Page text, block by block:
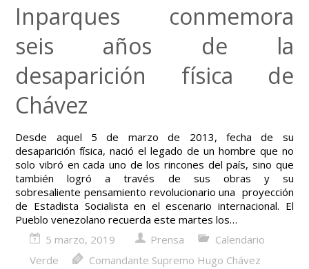
Inparques conmemora
seis años de la
desaparición física de
Chávez
Desde aquel 5 de marzo de 2013, fecha de su
desaparición física, nació el legado de un hombre que no
solo vibró en cada uno de los rincones del país, sino que
también logró a través de sus obras y su
sobresaliente pensamiento revolucionario una proyección
de Estadista Socialista en el escenario internacional. El
Pueblo venezolano recuerda este martes los…
5 marzo, 2019
Prensa
Calendario
Verde
Comandante Supremo Hugo Chávez